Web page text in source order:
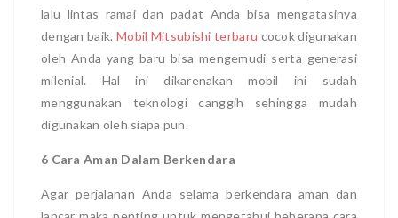
lalu lintas ramai dan padat Anda bisa mengatasinya
dengan baik.Mobil Mitsubishi terbaru cocok digunakan
oleh Anda yang baru bisa mengemudi serta generasi
milenial. Hal ini dikarenakan mobil ini sudah
menggunakan teknologi canggih sehingga mudah
digunakan oleh siapa pun.
6 Cara Aman Dalam Berkendara
Agar perjalanan Anda selama berkendara aman dan